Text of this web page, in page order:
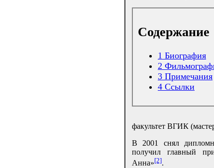
Содержание
1 Биография
2
3 Примечания
4 Ссылки
факультет ВГИК
В 2001 снял
получил главный
Анна»[2].